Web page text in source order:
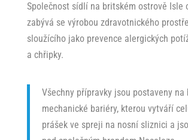
Společnost sídlí na britském ostrově Isle
zabývá se výrobou zdravotnického
sloužícího jako prevence alergických
a chřipky.
Všechny přípravky jsou postaveny na
mechanické bariéry, kterou vytváří
prášek ve spreji na nosní sliznici a